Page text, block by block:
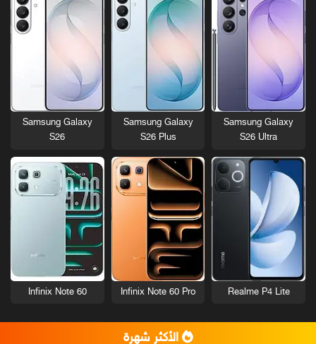
Samsung Galaxy
S26 Ultra
Samsung Galaxy
S26 Plus
Samsung Galaxy
S26
Realme P4 Lite
Infinix Note 60 Pro
Infinix Note 60
الأكثر شهرة